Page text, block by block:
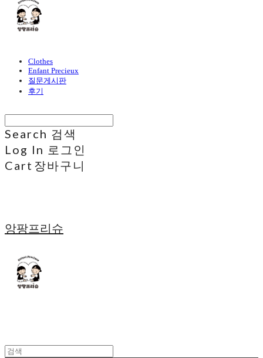
Clothes
Enfant Precieux
질문게시판
후기
Search 검색
Log In 로그인
Cart 장바구니
앙팡프리슈